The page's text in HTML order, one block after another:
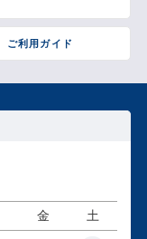
ご利用ガイド
へ
金 土